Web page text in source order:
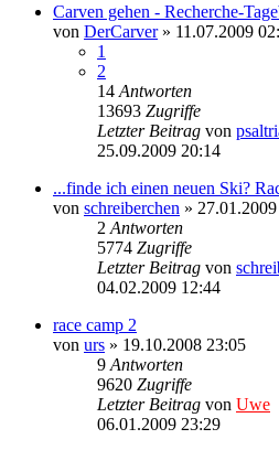
Carven gehen - Recherche-
von DerCarver» 11.07.2009
1
2
14 Antworten
13693 Zugriffe
Letzter Beitrag von
25.09.2009 20:14
...finde ich einen neuen Ski?
von schreiberchen » 27.01.2009
2 Antworten
5774 Zugriffe
Letzter Beitrag von
04.02.2009 12:44
race camp 2
von urs » 19.10.2008 23:05
9 Antworten
9620 Zugriffe
Letzter Beitrag von Uwe
06.01.2009 23:29